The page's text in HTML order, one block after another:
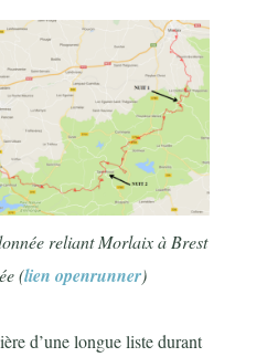
reliant Morlaix à Brest
(lien openrunner)
d’une longue liste durant